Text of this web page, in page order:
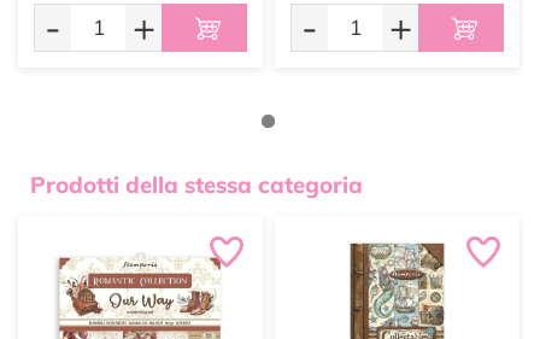
- + - +
Prodotti della stessa categoria